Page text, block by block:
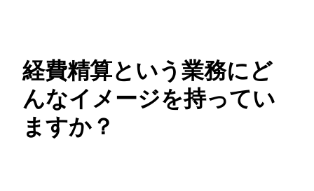
経費精算という業務にど
んなイメージを持ってい
ますか？